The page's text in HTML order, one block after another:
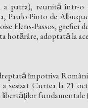
patra), reunită într-o
Pinto de
Elens-Passos, grefier
hotărâre, adoptată la
împotriva
sesizat Curtea la 21
fundamentale